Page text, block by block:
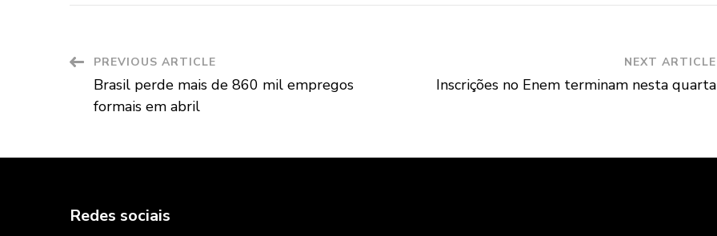
Post
Navigation
PREVIOUS ARTICLE
Brasil perde mais de 860 mil empregos
formais em abril
NEXT ARTICLE
Inscrições no Enem terminam nesta quarta
Redes sociais